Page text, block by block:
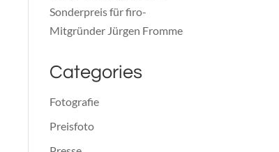
Sonderpreis für firo-
Mitgründer Jürgen Fromme
Categories
Fotografie
Preisfoto